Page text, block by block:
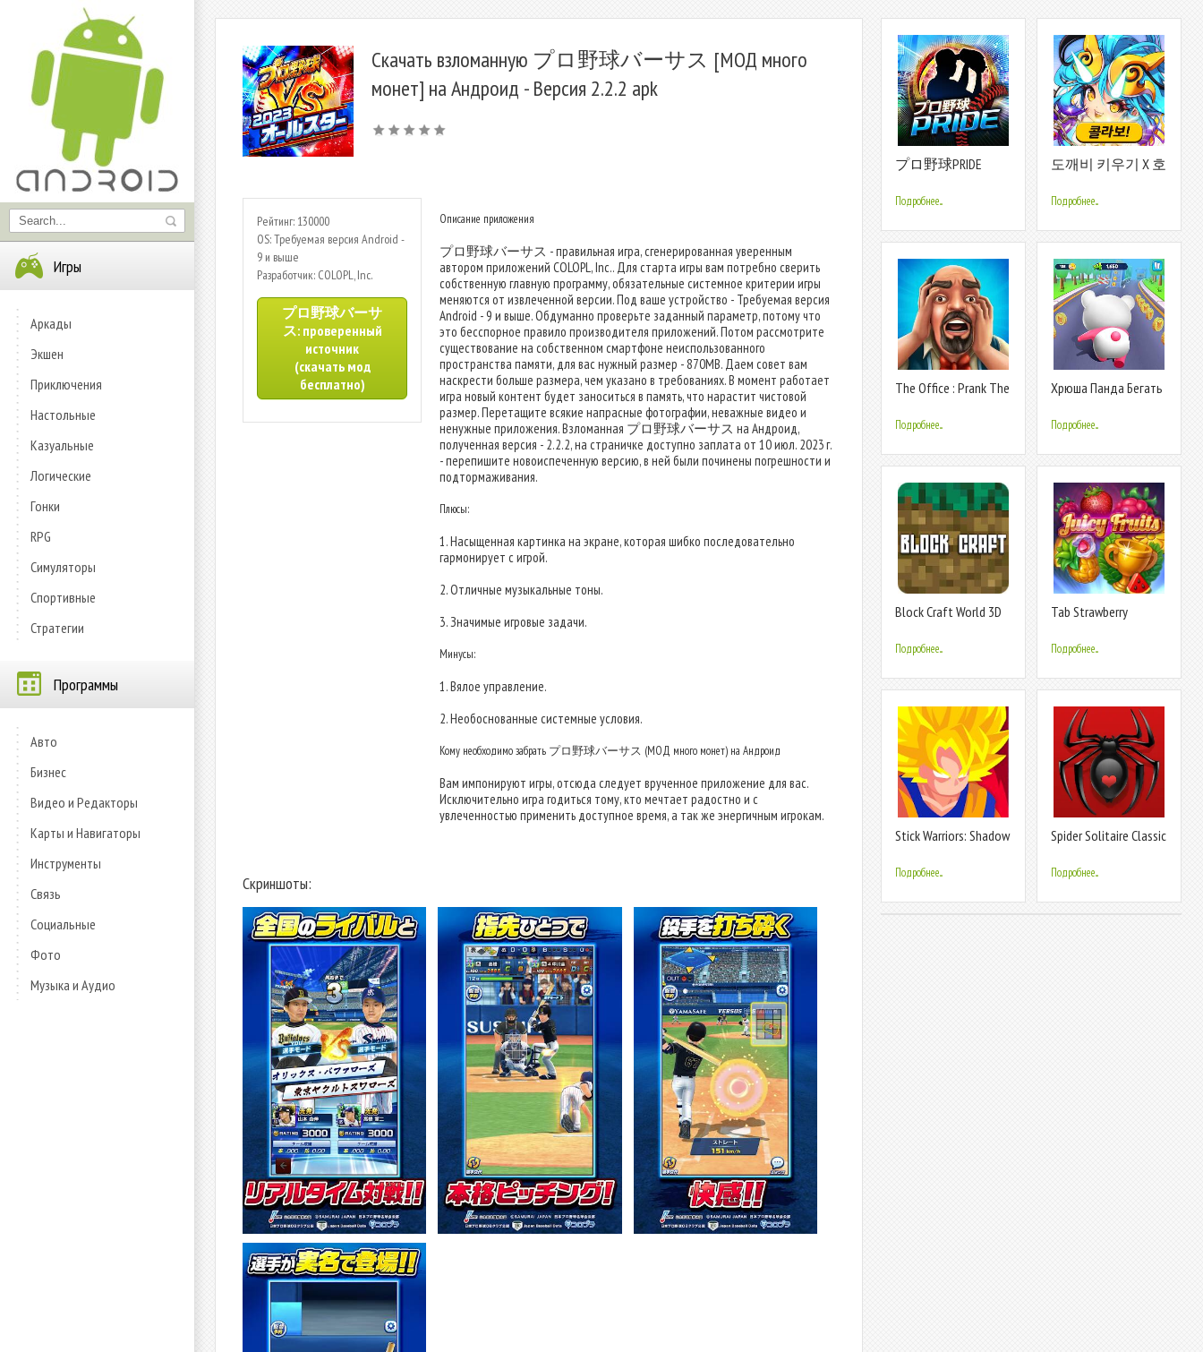
Игры
Аркады
Экшен
Приключения
Настольные
Казуальные
Логические
Гонки
RPG
Симуляторы
Спортивные
Стратегии
Программы
Авто
Бизнес
Видео и Редакторы
Карты и Навигаторы
Инструменты
Связь
Социальные
Фото
Музыка и Аудио
Скачать взломанную プロ野球バーサス [МОД много
монет] на Андроид - Версия 2.2.2 apk
Рейтинг: 130000
OS: Требуемая версия Android -
9 и выше
Разработчик: COLOPL, Inc.
プロ野球バーサ
ス: проверенный
источник
(скачать мод
бесплатно)
Описание приложения
プロ野球バーサス - правильная игра, сгенерированная уверенным
автором приложений COLOPL, Inc.. Для старта игры вам потребно сверить
собственную главную программу, обязательные системное критерии игры
меняются от извлеченной версии. Под ваше устройство - Требуемая версия
Android - 9 и выше. Обдуманно проверьте заданный параметр, потому что
это бесспорное правило производителя приложений. Потом рассмотрите
существование на собственном смартфоне неиспользованного
пространства памяти, для вас нужный размер - 870MB. Даем совет вам
наскрести больше размера, чем указано в требованиях. В момент работает
игра новый контент будет заноситься в память, что нарастит чистовой
размер. Перетащите всякие напрасные фотографии, неважные видео и
ненужные приложения. Взломанная プロ野球バーサス на Андроид,
полученная версия - 2.2.2, на страничке доступно заплата от 10 июл. 2023 г.
- перепишите новоиспеченную версию, в ней были починены погрешности и
подтормаживания.
Плюсы:
1. Насыщенная картинка на экране, которая шибко последовательно
гармонирует с игрой.
2. Отличные музыкальные тоны.
3. Значимые игровые задачи.
Минусы:
1. Вялое управление.
2. Необоснованные системные условия.
Кому необходимо забрать プロ野球バーサス (МОД много монет) на Андроид
Вам импонируют игры, отсюда следует врученное приложение для вас.
Исключительно игра годиться тому, кто мечтает радостно и с
увлеченностью применить доступное время, а так же энергичным игрокам.
Скриншоты:
プロ野球PRIDE
Подробнее...
도깨비 키우기 X 호
Подробнее...
The Office : Prank The
Подробнее...
Хрюша Панда Бегать
Подробнее...
Block Craft World 3D
Подробнее...
Tab Strawberry
Подробнее...
Stick Warriors: Shadow
Подробнее...
Spider Solitaire Classic
Подробнее...